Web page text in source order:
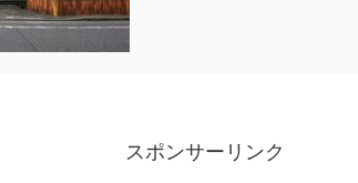
スポンサーリンク